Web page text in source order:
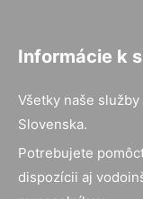
Informácie k
Všetky naše
Slovenska.
Potrebujete
dispozícii aj